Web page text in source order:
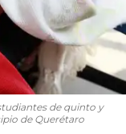
de quinto y
de Querétaro